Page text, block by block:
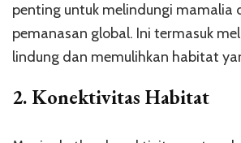
penting untuk melindungi mamalia
pemanasan global. Ini termasuk
lindung dan memulihkan habitat
2. Konektivitas Habitat